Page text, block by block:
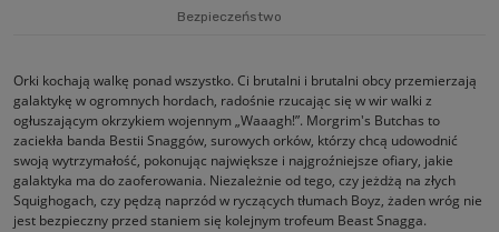
Bezpieczeństwo
Orki kochają walkę ponad wszystko. Ci brutalni i brutalni obcy przemierzają
galaktykę w ogromnych hordach, radośnie rzucając się w wir walki z
ogłuszającym okrzykiem wojennym „Waaagh!”. Morgrim's Butchas to
zaciekła banda Bestii Snaggów, surowych orków, którzy chcą udowodnić
swoją wytrzymałość, pokonując największe i najgroźniejsze ofiary, jakie
galaktyka ma do zaoferowania. Niezależnie od tego, czy jeżdżą na złych
Squighogach, czy pędzą naprzód w ryczących tłumach Boyz, żaden wróg nie
jest bezpieczny przed staniem się kolejnym trofeum Beast Snagga.